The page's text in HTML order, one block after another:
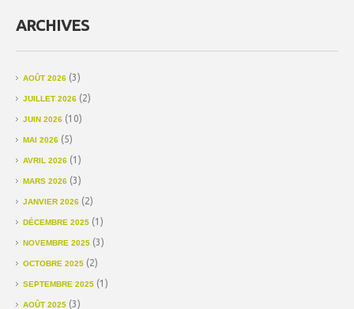
ARCHIVES
AOÛT 2026 (3)
JUILLET 2026 (2)
JUIN 2026 (10)
MAI 2026 (5)
AVRIL 2026 (1)
MARS 2026 (3)
JANVIER 2026 (2)
DÉCEMBRE 2025 (1)
NOVEMBRE 2025 (3)
OCTOBRE 2025 (2)
SEPTEMBRE 2025 (1)
AOÛT 2025 (3)